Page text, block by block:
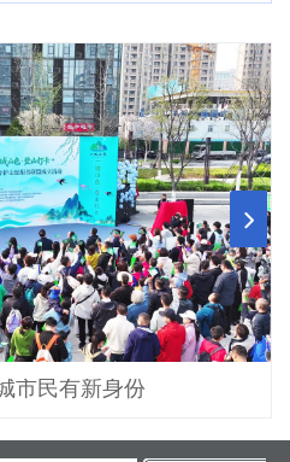
市民有新身份